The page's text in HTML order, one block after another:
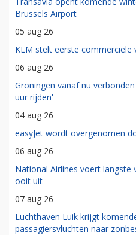
Brussels Airport
05 aug 26
KLM stelt eerste commerciële
06 aug 26
Groningen vanaf nu
uur rijden'
04 aug 26
easyJet wordt overgenomen
06 aug 26
National Airlines voert
ooit uit
07 aug 26
Luchthaven Luik krijgt
passagiersvluchten naar